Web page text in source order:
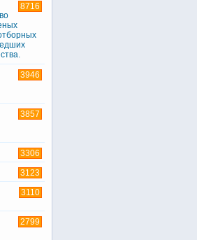
8716
3946
3857
3306
3123
3110
2799